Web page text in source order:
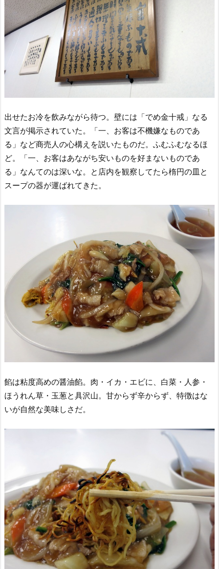
出せたお冷を飲みながら待つ。壁には「でめ金十戒」なる
文言が掲示されていた。「一、お客は不機嫌なものであ
る」など商売人の心構えを説いたものだ。ふむふむなるほ
ど。「一、お客はあながち安いものを好まないものであ
る」なんてのは深いな。と店内を観察してたら楕円の皿と
スープの器が運ばれてきた。
餡は粘度高めの醤油餡。肉・イカ・エビに、白菜・人参・
ほうれん草・玉葱と具沢山。甘からず辛からず、特徴はな
いが自然な美味しさだ。